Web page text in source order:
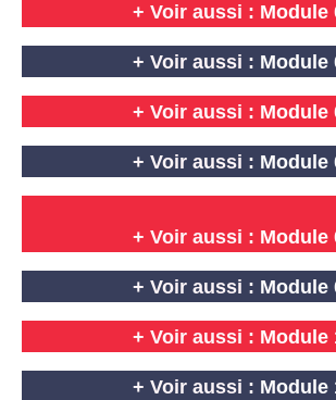
+ Voir aussi : Module
+ Voir aussi : Module
+ Voir aussi : Module
+ Voir aussi : Module
+ Voir aussi : Module
+ Voir aussi : Module
+ Voir aussi : Module
+ Voir aussi : Module